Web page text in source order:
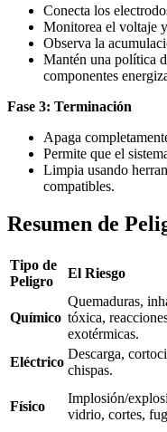
Conecta los
Monitorea el voltaje
Observa la
Mantén una política
componentes
Fase 3: Terminación
Apaga
Permite que el
Limpia usando
compatibles.
Resumen de
Tipo de
Peligro
El Riesgo
Químico
Quemaduras,
tóxica,
exotérmicas.
Eléctrico
Descarga,
chispas.
Físico
Implosión/
vidrio, cortes,